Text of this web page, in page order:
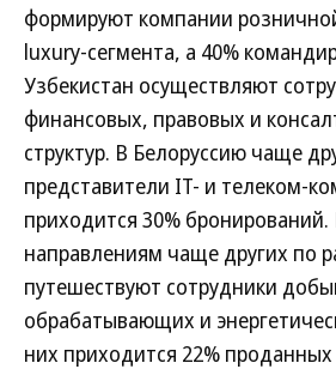
формируют компании
luxury-сегмента, а 40%
Узбекистан осуществляют
финансовых, правовых и
структур. В Белоруссию чаще
представители IT- и телеком-
приходится 30%
направлениям чаще других по
путешествуют сотрудники
обрабатывающих и
них приходится 22%